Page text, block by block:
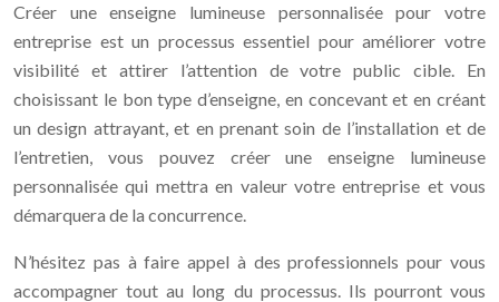
Créer une enseigne lumineuse personnalisée pour votre
entreprise est un processus essentiel pour améliorer votre
visibilité et attirer l’attention de votre public cible. En
choisissant le bon type d’enseigne, en concevant et en créant
un design attrayant, et en prenant soin de l’installation et de
l’entretien, vous pouvez créer une enseigne lumineuse
personnalisée qui mettra en valeur votre entreprise et vous
démarquera de la concurrence.
N’hésitez pas à faire appel à des professionnels pour vous
accompagner tout au long du processus. Ils pourront vous